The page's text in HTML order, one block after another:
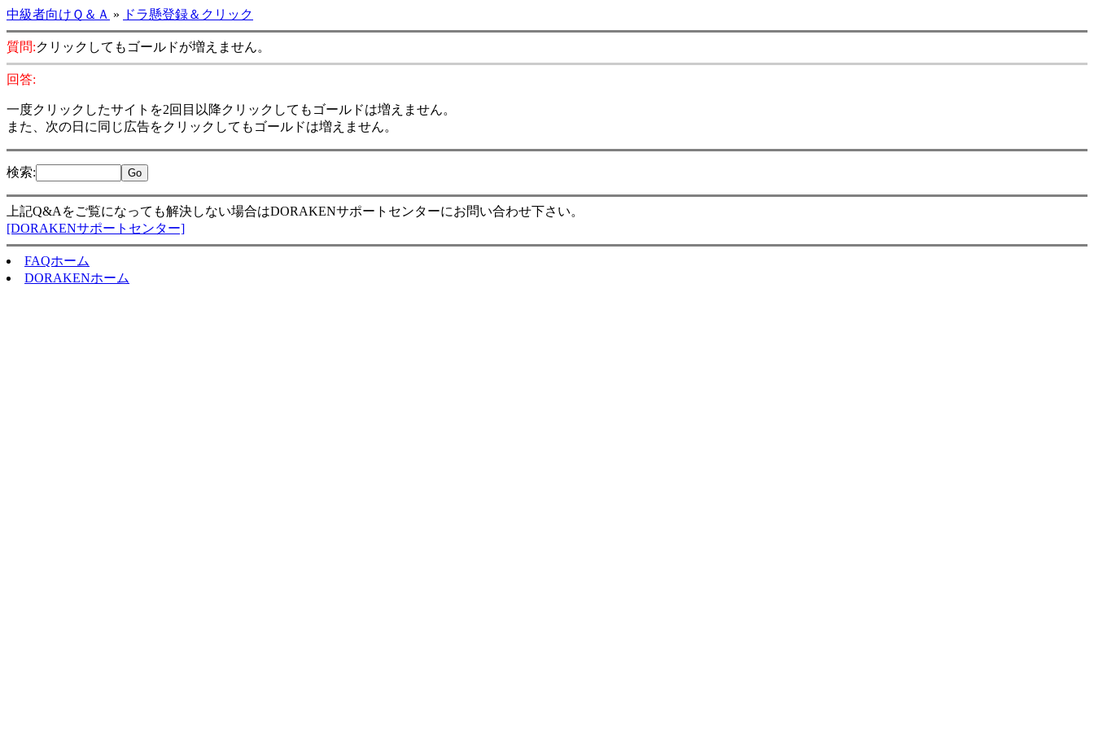
中級者向けＱ＆Ａ » ドラ懸登録＆クリック
質問:クリックしてもゴールドが増えません。
回答:
一度クリックしたサイトを2回目以降クリックしてもゴールドは増えません。
また、次の日に同じ広告をクリックしてもゴールドは増えません。
検索:
上記Q&Aをご覧になっても解決しない場合はDORAKENサポートセンターにお問い合わせ下さい。
[DORAKENサポートセンター]
FAQホーム
DORAKENホーム